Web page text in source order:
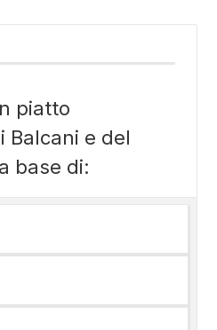
piatto
Balcani e del
base di: